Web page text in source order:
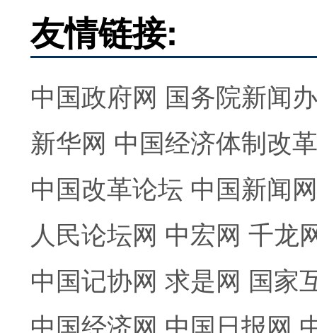
友情链接:
中国政府网 国务院新闻
新华网 中国经济体制改
中国改革论坛 中国新闻网
人民论坛网 中宏网 千龙
中国记协网 求是网 国家
中国经济网 中国日报网